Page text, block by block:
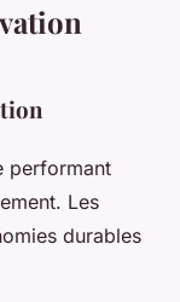
performant
Les
durables